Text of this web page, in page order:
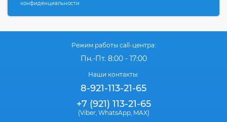
конфиденциальности
Режим работы call-центра:
Пн.-Пт. 8:00 - 17:00
Наши контакты:
8-921-113-21-65
+7 (921) 113-21-65
(Viber, WhatsApp, MAX)